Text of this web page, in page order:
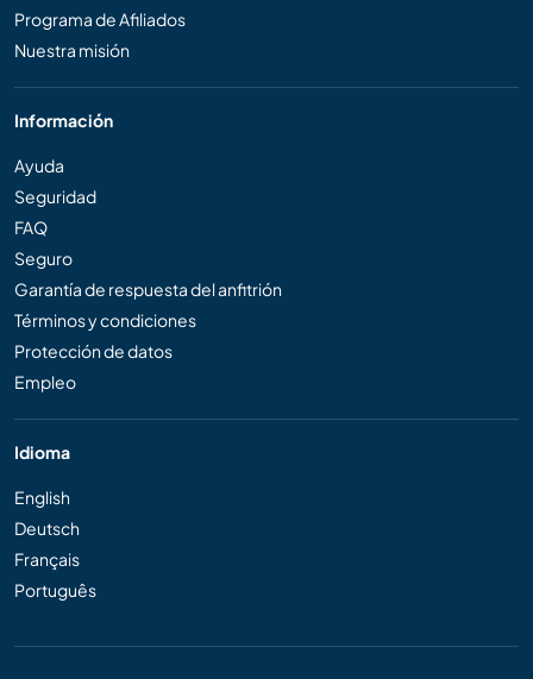
Programa de Afiliados
Nuestra misión
Información
Ayuda
Seguridad
FAQ
Seguro
Garantía de respuesta del anfitrión
Términos y condiciones
Protección de datos
Empleo
Idioma
English
Deutsch
Français
Português